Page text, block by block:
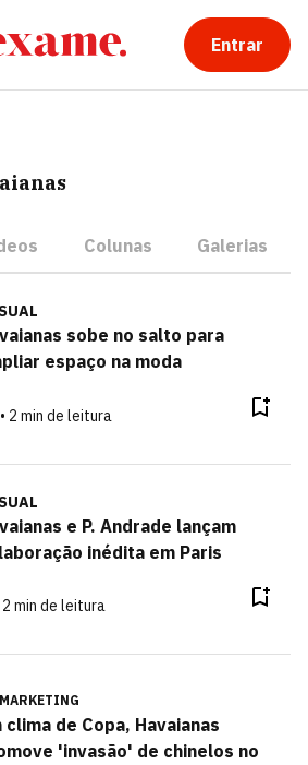
Entrar
Colunas Galerias
sobe no salto para
espaço na moda
2 min de leitura
e P. Andrade lançam
inédita em Paris
2 min de leitura
MARKETING
clima de Copa, Havaianas
'invasão' de chinelos no